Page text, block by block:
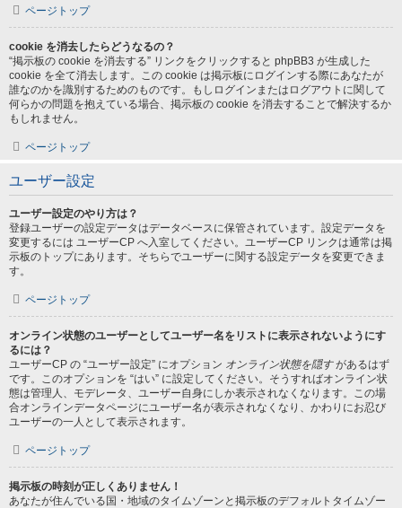
ページトップ
cookie を消去したらどうなるの？
“掲示板の cookie を消去する” リンクをクリックすると phpBB3 が生成した
cookie を全て消去します。この cookie は掲示板にログインする際にあなたが
誰なのかを識別するためのものです。もしログインまたはログアウトに関して
何らかの問題を抱えている場合、掲示板の cookie を消去することで解決するか
もしれません。
ページトップ
ユーザー設定
ユーザー設定のやり方は？
登録ユーザーの設定データはデータベースに保管されています。設定データを
変更するには ユーザーCP へ入室してください。ユーザーCP リンクは通常は掲
示板のトップにあります。そちらでユーザーに関する設定データを変更できま
す。
ページトップ
オンライン状態のユーザーとしてユーザー名をリストに表示されないようにす
るには？
ユーザーCP の “ユーザー設定” にオプション オンライン状態を隠すがあるはず
です。このオプションを “はい” に設定してください。そうすればオンライン状
態は管理人、モデレータ、ユーザー自身にしか表示されなくなります。この場
合オンラインデータページにユーザー名が表示されなくなり、かわりにお忍び
ユーザーの一人として表示されます。
ページトップ
掲示板の時刻が正しくありません！
あなたが住んでいる国・地域のタイムゾーンと掲示板のデフォルトタイムゾー